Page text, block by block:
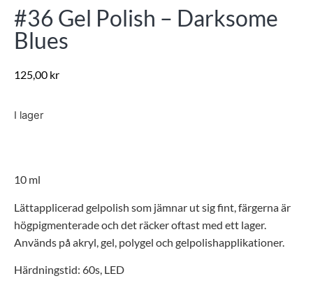
#36 Gel Polish – Darksome
Blues
125,00 kr
I lager
10 ml
Lättapplicerad gelpolish som jämnar ut sig fint, färgerna är
högpigmenterade och det räcker oftast med ett lager.
Används på akryl, gel, polygel och gelpolishapplikationer.
Härdningstid: 60s, LED